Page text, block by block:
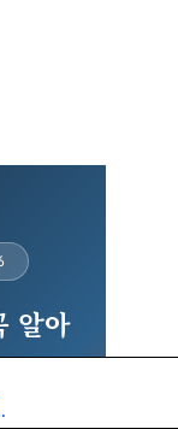
·당첨지역 정리